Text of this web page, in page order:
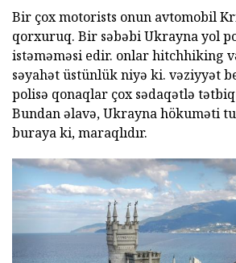
Bir çox motorists onun avtomobil
qorxuruq. Bir səbəbi Ukrayna yol
istəməməsi edir. onlar hitchhiking
səyahət üstünlük niyə ki. vəziyyət
polisə qonaqlar çox sədaqətlə
Bundan əlavə, Ukrayna hökuməti
buraya ki, maraqlıdır.